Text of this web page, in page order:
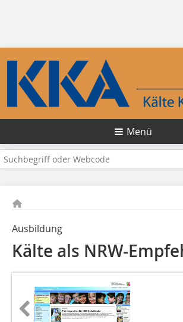
Menü
Ausbildung
Kälte als NRW-